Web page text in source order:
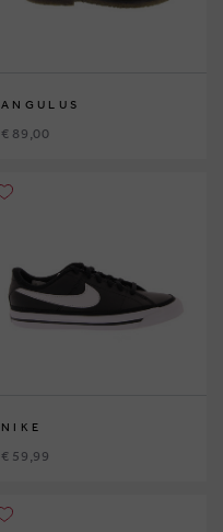
ANGULUS
€ 89,00
NIKE
€ 59,99